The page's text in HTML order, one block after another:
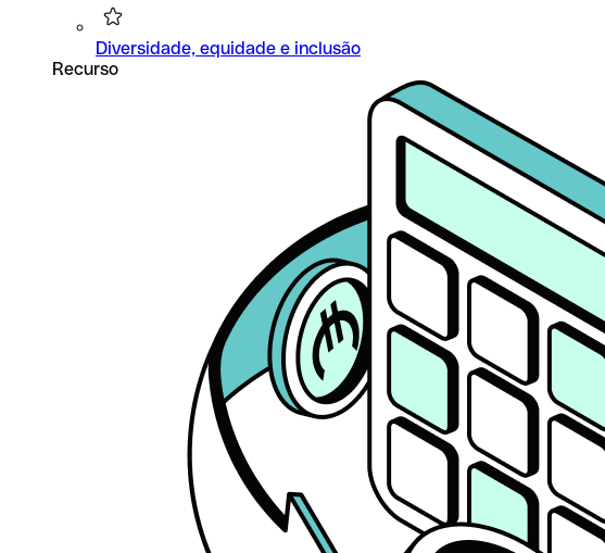
Diversidade, equidade e inclusão
Recurso